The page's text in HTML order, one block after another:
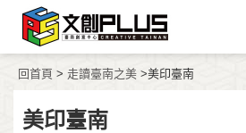
回首頁 > 走讀臺南之美 >美印臺南
美印臺南